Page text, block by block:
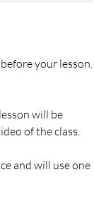
your lesson.
will be
of the class.
and will use one